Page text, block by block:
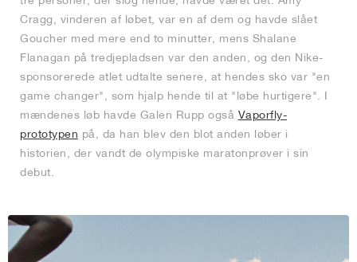
Cragg, vinderen af løbet, var en af dem og havde slået
Goucher med mere end to minutter, mens Shalane
Flanagan på tredjepladsen var den anden, og den Nike-
sponsorerede atlet udtalte senere, at hendes sko var "en
game changer", som hjalp hende til at "løbe hurtigere". I
mændenes løb havde Galen Rupp også Vaporfly-
prototypen på, da han blev den blot anden løber i
historien, der vandt de olympiske maratonprøver i sin
debut.